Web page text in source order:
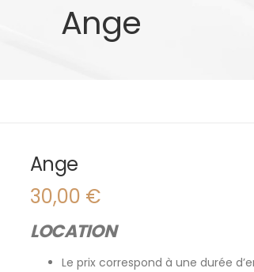
Ange
Ange
30,00 €
LOCATION
Le prix correspond à une durée